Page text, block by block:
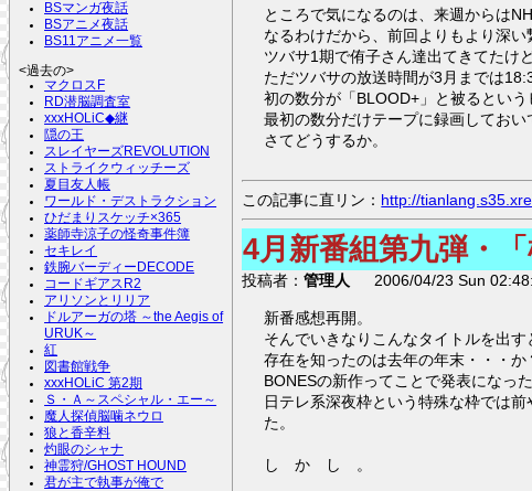
BSマンガ夜話
BSアニメ夜話
BS11アニメ一覧
<過去の>
マクロスF
RD潜脳調査室
xxxHOLiC◆継
隠の王
スレイヤーズREVOLUTION
ストライクウィッチーズ
夏目友人帳
ワールド・デストラクション
ひだまりスケッチ×365
薬師寺涼子の怪奇事件簿
セキレイ
鉄腕バーディーDECODE
コードギアスR2
アリソンとリリア
ドルアーガの塔 ～the Aegis of
URUK～
紅
図書館戦争
xxxHOLiC 第2期
Ｓ・Ａ～スペシャル・エー～
魔人探偵脳噛ネウロ
狼と香辛料
灼眼のシャナ
神霊狩/GHOST HOUND
君が主で執事が俺で
ところで気になるのは、来週からは
なるわけだから、前回よりもより深
ツバサ1期で侑子さん達出てきてたけ
ただツバサの放送時間が3月までは
初の数分が「BLOOD+」と被るとい
最初の数分だけテープに録画してお
さてどうするか。
この記事に直リン： http://
4月新番組第九弾・
投稿者：管理人 2006/04/23 Sun
新番感想再開。
そんでいきなりこんなタイトルを出
存在を知ったのは去年の年末・・・か
BONESの新作ってことで発表になっ
日テレ系深夜枠という特殊な枠では
た。
し か し 。